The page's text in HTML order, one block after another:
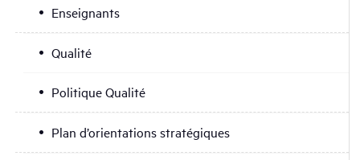
Enseignants
Qualité
Politique Qualité
Plan d’orientations stratégiques